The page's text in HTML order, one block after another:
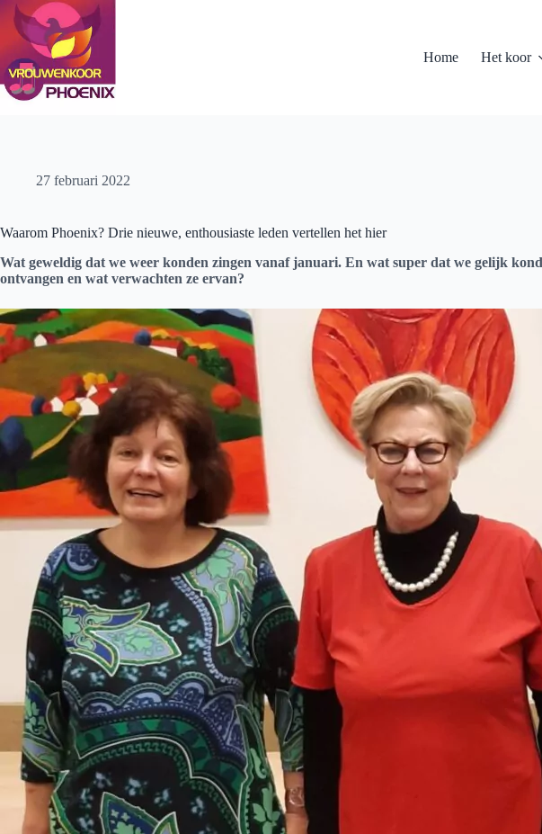
Ga
naar
inhoud
Home Het koor
27 februari 2022
Waarom Phoenix? Drie nieuwe, enthousiaste leden vertellen het hier
Wat geweldig dat we weer konden zingen vanaf januari. En wat super dat we gelijk
ontvangen en wat verwachten ze ervan?